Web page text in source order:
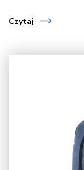
Czytaj